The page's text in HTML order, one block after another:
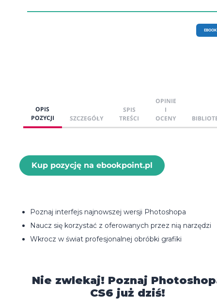
EBOOK
OPIS
POZYCJI
SZCZEGÓŁY
SPIS
TREŚCI
OPINIE
I
OCENY
Kup pozycję na ebookpoint.pl
Poznaj interfejs najnowszej wersji Photoshopa
Naucz się korzystać z oferowanych przez nią narzędzi
Wkrocz w świat profesjonalnej obróbki grafiki
Nie zwlekaj! Poznaj
CS6 już dziś!